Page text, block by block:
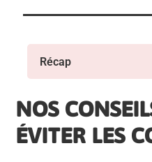
Récap
NOS
ÉVITER LES